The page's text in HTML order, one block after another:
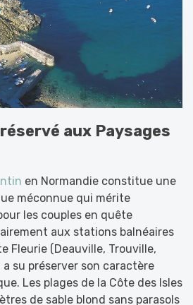
aux Paysages
en Normandie constitue une
méconnue qui mérite
les couples en quête
aux stations balnéaires
Fleurie (Deauville, Trouville,
su préserver son caractère
Les plages de la Côte des Isles
de sable blond sans parasols